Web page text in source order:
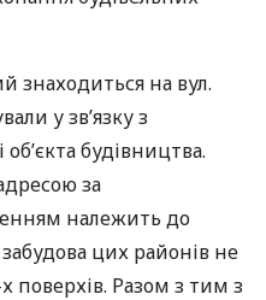
знаходиться на вул.
у зв’язку з
будівництва.
за
належить до
цих районів не
Разом з тим з